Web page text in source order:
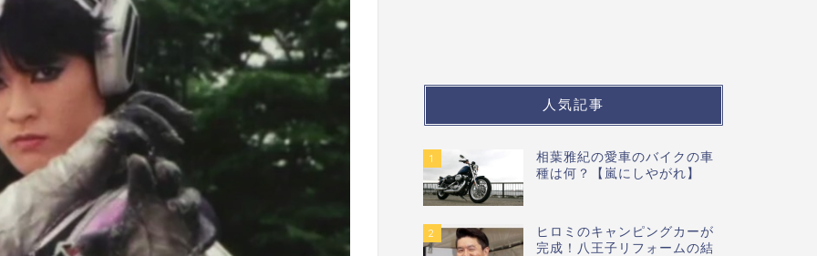
人気記事
1
相葉雅紀の愛車のバイクの車
種は何？【嵐にしやがれ】
2
ヒロミのキャンピングカーが
完成！八王子リフォームの結